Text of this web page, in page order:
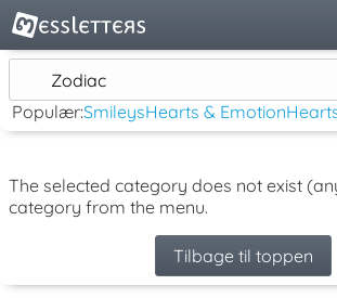
Zodiac
Populær:SmileysHearts & Emotion
The selected category does not exist
category from the menu.
Tilbage til toppen